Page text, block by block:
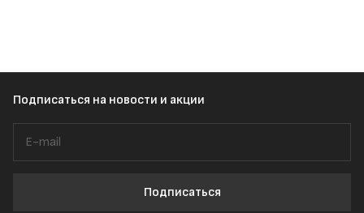
Подписаться на новости и акции
Подписаться